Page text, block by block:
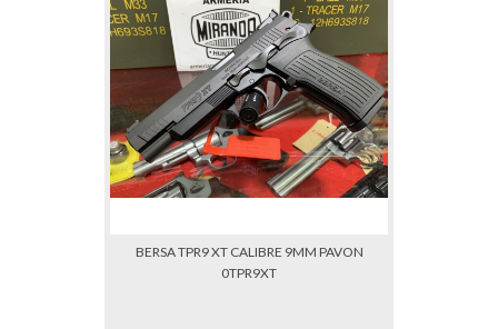
BERSA TPR9 XT CALIBRE 9MM PAVON
0TPR9XT